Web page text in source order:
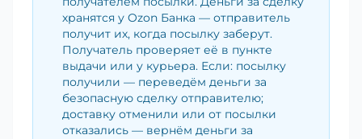
хранятся у Ozon Банка — отправитель
получит их, когда посылку заберут.
Получатель проверяет её в пункте
выдачи или у курьера. Если: посылку
получили — переведём деньги за
безопасную сделку отправителю;
доставку отменили или от посылки
отказались — вернём деньги за